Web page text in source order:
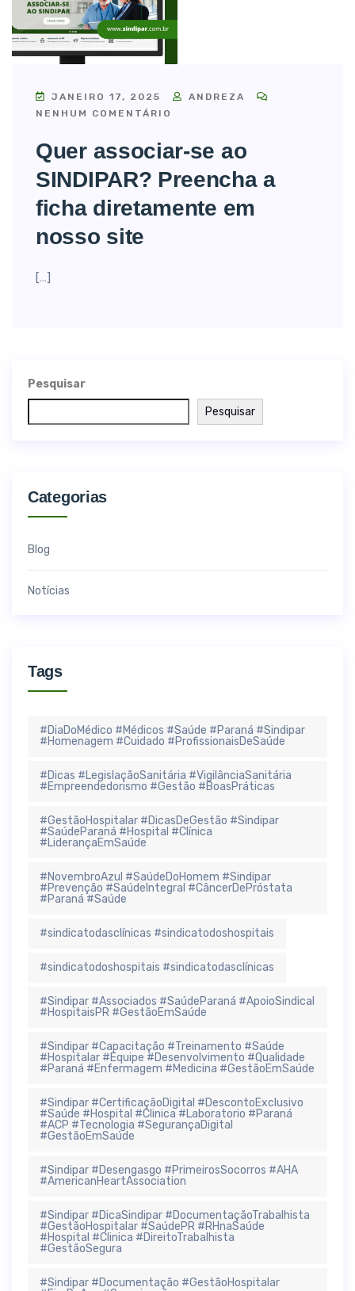
JANEIRO 17, 2025
ANDREZA
NENHUM COMENTÁRIO
Quer associar-se ao
SINDIPAR? Preencha a
ficha diretamente em
nosso site
[…]
Pesquisar
Pesquisar
Categorias
Blog
Notícias
Tags
#DiaDoMédico #Médicos #Saúde #Paraná #Sindipar
#Homenagem #Cuidado #ProfissionaisDeSaúde
#Dicas #LegislaçãoSanitária #VigilânciaSanitária
#Empreendedorismo #Gestão #BoasPráticas
#GestãoHospitalar #DicasDeGestão #Sindipar
#SaúdeParaná #Hospital #Clínica
#LiderançaEmSaúde
#NovembroAzul #SaúdeDoHomem #Sindipar
#Prevenção #SaúdeIntegral #CâncerDePróstata
#Paraná #Saúde
#sindicatodasclínicas #sindicatodoshospitais
#sindicatodoshospitais #sindicatodasclínicas
#Sindipar #Associados #SaúdeParaná #ApoioSindical
#HospitaisPR #GestãoEmSaúde
#Sindipar #Capacitação #Treinamento #Saúde
#Hospitalar #Equipe #Desenvolvimento #Qualidade
#Paraná #Enfermagem #Medicina #GestãoEmSaúde
#Sindipar #CertificaçãoDigital #DescontoExclusivo
#Saúde #Hospital #Clinica #Laboratorio #Paraná
#ACP #Tecnologia #SegurançaDigital
#GestãoEmSaúde
#Sindipar #Desengasgo #PrimeirosSocorros #AHA
#AmericanHeartAssociation
#Sindipar #DicaSindipar #DocumentaçãoTrabalhista
#GestãoHospitalar #SaúdePR #RHnaSaúde
#Hospital #Clinica #DireitoTrabalhista
#GestãoSegura
#Sindipar #Documentação #GestãoHospitalar